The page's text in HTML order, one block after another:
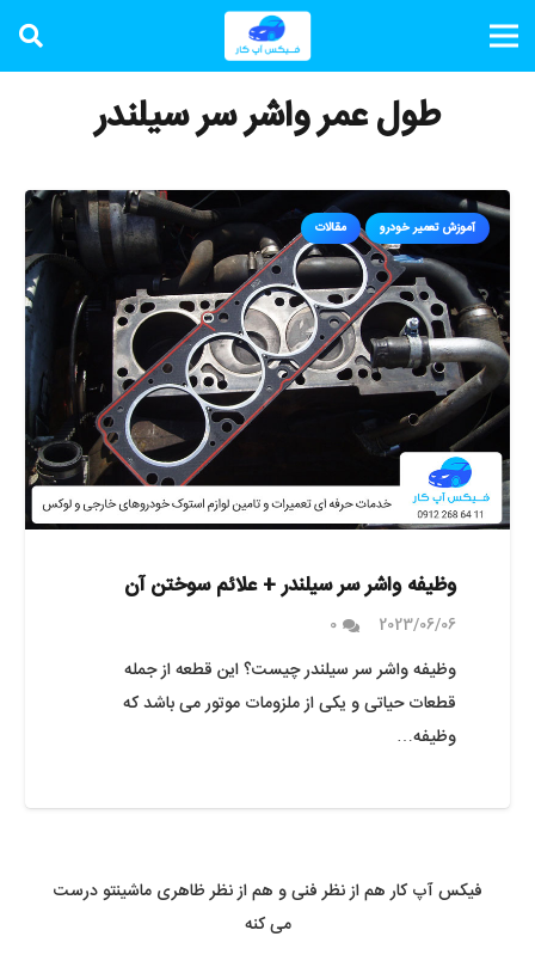
طول عمر واشر سر سیلندر
آموزش تعمیر خودرو مقالات
وظیفه واشر سر سیلندر + علائم سوختن آن
2023/06/06
0
وظیفه واشر سر سیلندر چیست؟ این قطعه از جمله
قطعات حیاتی و یکی از ملزومات موتور می باشد که
وظیفه…
فیکس آپ کار هم از نظر فنی و هم از نظر ظاهری ماشینتو درست
می کنه